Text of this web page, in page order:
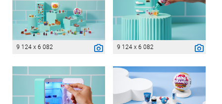
9 124 x 6 082 9 124 x 6 082